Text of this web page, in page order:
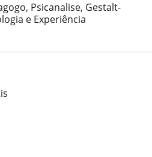
Psicanalise, Gestalt-
e Experiência